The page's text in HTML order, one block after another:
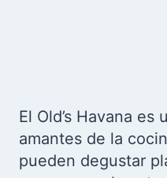
El Old’s Havana es
amantes de la
pueden degustar